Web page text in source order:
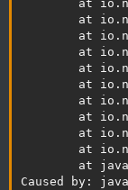
at
at
at
at
at
at
at
at
at
at
at
Caused by: